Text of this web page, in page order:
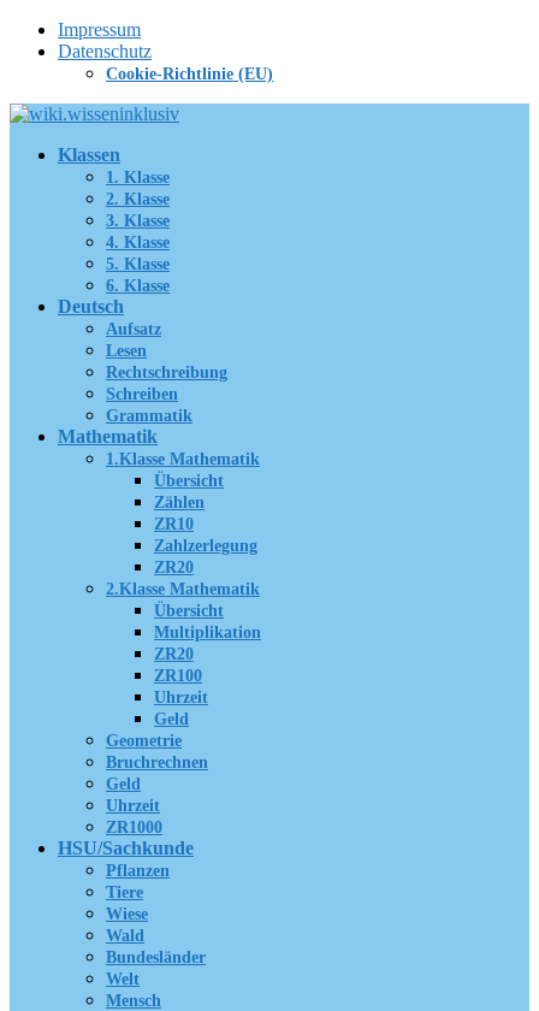
Zum
Inhalt
Impressum
Datenschutz
Cookie-Richtlinie (EU)
Klassen
1. Klasse
2. Klasse
3. Klasse
4. Klasse
5. Klasse
6. Klasse
Deutsch
Aufsatz
Lesen
Rechtschreibung
Schreiben
Grammatik
Mathematik
1.Klasse Mathematik
Übersicht
Zählen
ZR10
Zahlzerlegung
ZR20
2.Klasse Mathematik
Übersicht
Multiplikation
ZR20
ZR100
Uhrzeit
Geld
Geometrie
Bruchrechnen
Geld
Uhrzeit
ZR1000
HSU/Sachkunde
Pflanzen
Tiere
Wiese
Wald
Bundesländer
Welt
Mensch